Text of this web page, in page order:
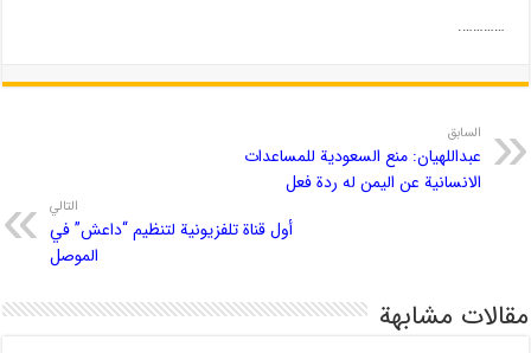
………….
السابق
عبداللهيان: منع السعودیة للمساعدات
الانسانیة عن اليمن له ردة فعل
التالي
أول قناة تلفزيونية لتنظيم “داعش” في
الموصل
مقالات مشابهة